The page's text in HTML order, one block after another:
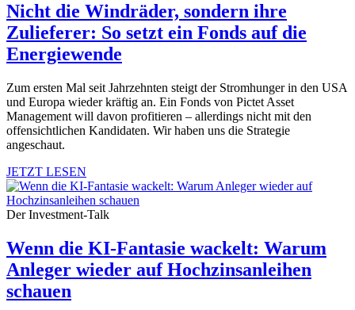
Nicht die Windräder, sondern ihre
Zulieferer: So setzt ein Fonds auf die
Energiewende
Zum ersten Mal seit Jahrzehnten steigt der Stromhunger in den USA
und Europa wieder kräftig an. Ein Fonds von Pictet Asset
Management will davon profitieren – allerdings nicht mit den
offensichtlichen Kandidaten. Wir haben uns die Strategie
angeschaut.
JETZT LESEN
Der Investment-Talk
Wenn die KI-Fantasie wackelt: Warum
Anleger wieder auf Hochzinsanleihen
schauen